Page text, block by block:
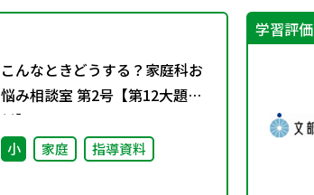
こんなときどうする？家庭科お
悩み相談室 第2号【第12大題
材】
小 家庭 指導資料
学習評価